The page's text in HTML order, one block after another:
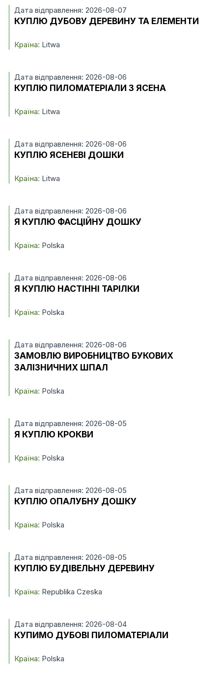
Дата відправлення: 2026-08-07
КУПЛЮ ДУБОВУ ДЕРЕВИНУ ТА ЕЛЕМЕНТИ
Країна: Litwa
Дата відправлення: 2026-08-06
КУПЛЮ ПИЛОМАТЕРІАЛИ З ЯСЕНА
Країна: Litwa
Дата відправлення: 2026-08-06
КУПЛЮ ЯСЕНЕВІ ДОШКИ
Країна: Litwa
Дата відправлення: 2026-08-06
Я КУПЛЮ ФАСЦІЙНУ ДОШКУ
Країна: Polska
Дата відправлення: 2026-08-06
Я КУПЛЮ НАСТІННІ ТАРІЛКИ
Країна: Polska
Дата відправлення: 2026-08-06
ЗАМОВЛЮ ВИРОБНИЦТВО БУКОВИХ
ЗАЛІЗНИЧНИХ ШПАЛ
Країна: Polska
Дата відправлення: 2026-08-05
Я КУПЛЮ КРОКВИ
Країна: Polska
Дата відправлення: 2026-08-05
КУПЛЮ ОПАЛУБНУ ДОШКУ
Країна: Polska
Дата відправлення: 2026-08-05
КУПЛЮ БУДІВЕЛЬНУ ДЕРЕВИНУ
Країна: Republika Czeska
Дата відправлення: 2026-08-04
КУПИМО ДУБОВІ ПИЛОМАТЕРІАЛИ
Країна: Polska